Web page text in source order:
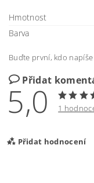
Hmotnost
Barva
Buďte první, kdo
Přidat
5,0 1
Přidat hodnocení